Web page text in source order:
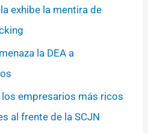
exhibe la mentira de
la DEA a
empresarios más ricos
al frente de la SCJN